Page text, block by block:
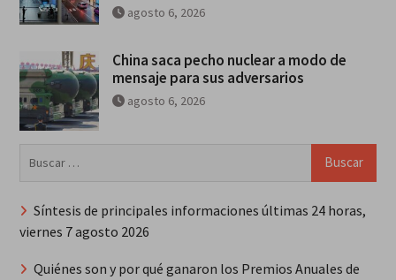
agosto 6, 2026
China saca pecho nuclear a modo de
mensaje para sus adversarios
agosto 6, 2026
Síntesis de principales informaciones últimas 24 horas,
viernes 7 agosto 2026
Quiénes son y por qué ganaron los Premios Anuales de